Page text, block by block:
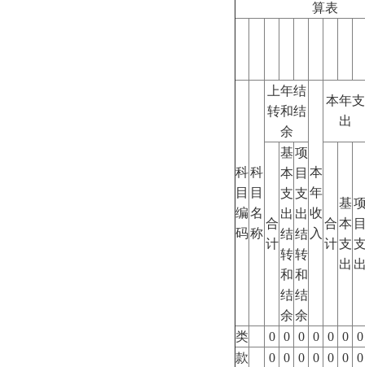
算表
科
目
编
码
科
目
名
称
上年结
转和结
余
本
年
收
入
本年支
出
合
计
基
本
支
出
结
转
和
结
余
项
目
支
出
结
转
和
结
余
合
计
基
本
支
出
类 0 0 0 0 0 0
0
款
0 0 0 0 0 0
0